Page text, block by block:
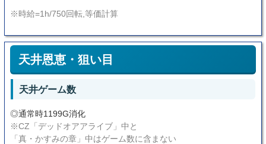
※時給=1h/750回転,等価計算
天井恩恵・狙い目
天井ゲーム数
◎通常時1199G消化
※CZ「デッドオアアライブ」中と
「真・かすみの章」中はゲーム数に含まない